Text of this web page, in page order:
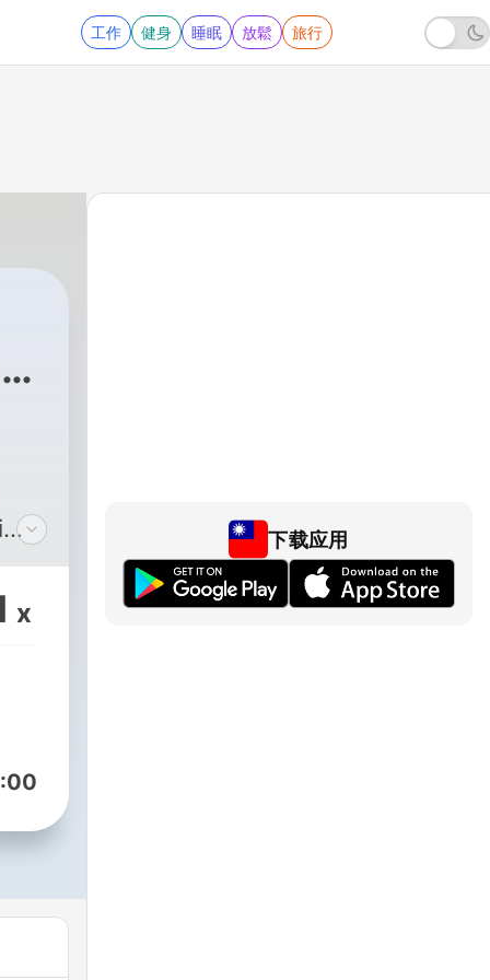
工作 健身 睡眠 放鬆 旅行
x
下载应用